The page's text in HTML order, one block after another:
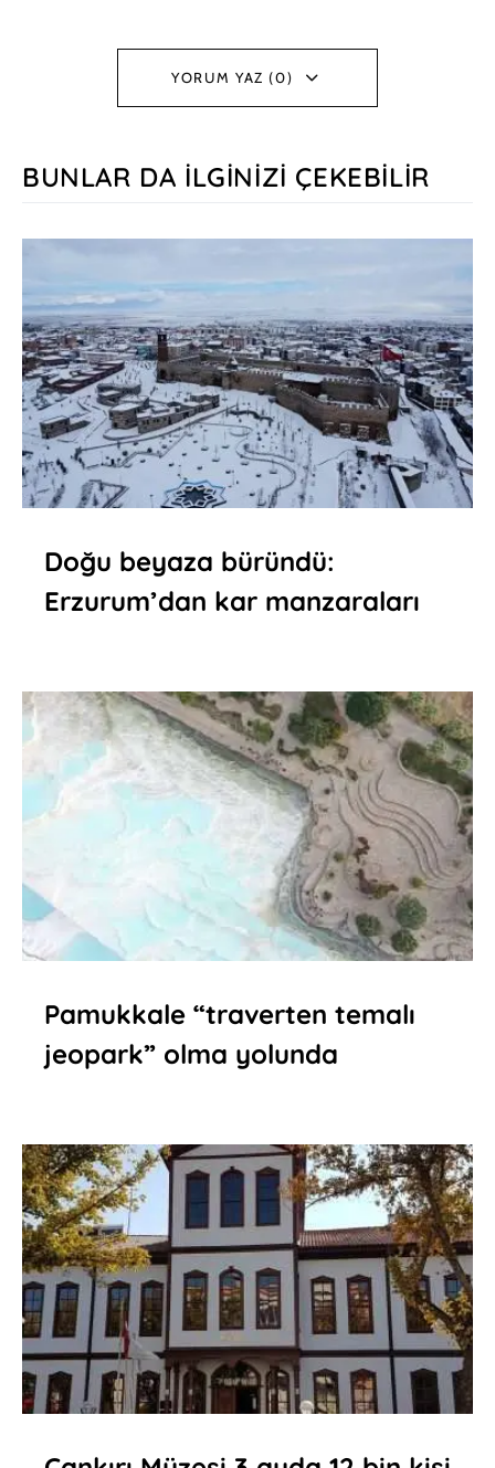
YORUM YAZ (0)
BUNLAR DA İLGINIZI ÇEKEBILIR
Doğu beyaza büründü:
Erzurum’dan kar manzaraları
Pamukkale “traverten temalı
jeopark” olma yolunda